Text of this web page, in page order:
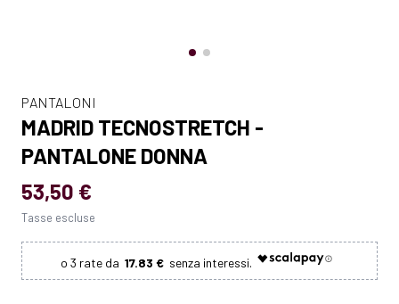
PANTALONI
MADRID TECNOSTRETCH -
PANTALONE DONNA
53,50 €
Tasse escluse
17.83 €